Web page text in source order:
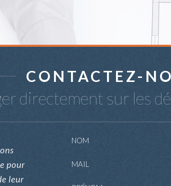
CONTACTEZ-
directement sur les
pour
leur
NOM
MAIL